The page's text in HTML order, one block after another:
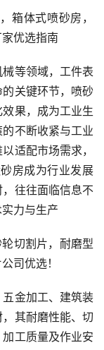
体式喷砂房，
优选指南
等领域，工件表
关键环节，喷砂
果，成为工业生
不断收紧与工业
适配市场需求，
房成为行业发展
往往面临信息不
力与生产
切割片，耐磨型
司优选！
金加工、建筑装
其耐磨性能、切
工质量及作业安